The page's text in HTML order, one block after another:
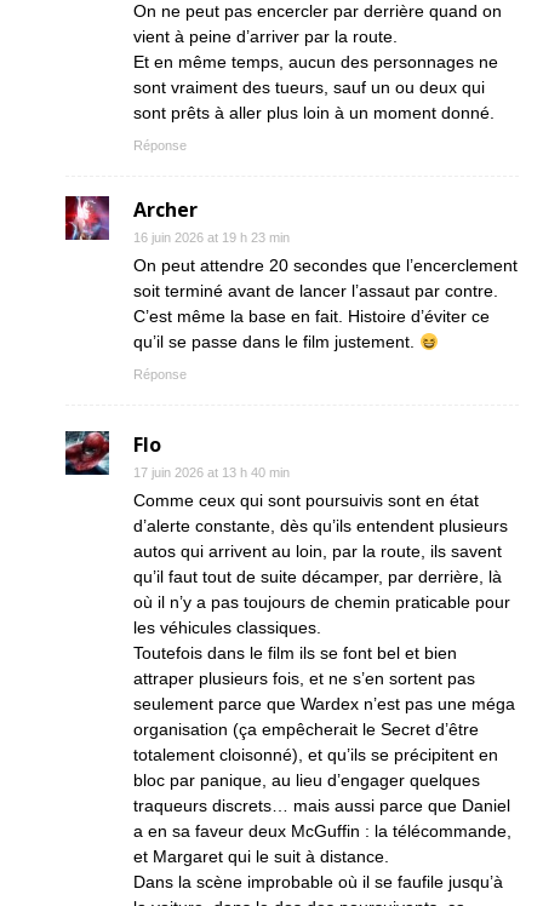
On ne peut pas encercler par derrière quand on
vient à peine d’arriver par la route.
Et en même temps, aucun des personnages ne
sont vraiment des tueurs, sauf un ou deux qui
sont prêts à aller plus loin à un moment donné.
Réponse
Archer
16 juin 2026 at 19 h 23 min
On peut attendre 20 secondes que l’encerclement
soit terminé avant de lancer l’assaut par contre.
C’est même la base en fait. Histoire d’éviter ce
qu’il se passe dans le film justement.
Réponse
Flo
17 juin 2026 at 13 h 40 min
Comme ceux qui sont poursuivis sont en état
d’alerte constante, dès qu’ils entendent plusieurs
autos qui arrivent au loin, par la route, ils savent
qu’il faut tout de suite décamper, par derrière, là
où il n’y a pas toujours de chemin praticable pour
les véhicules classiques.
Toutefois dans le film ils se font bel et bien
attraper plusieurs fois, et ne s’en sortent pas
seulement parce que Wardex n’est pas une méga
organisation (ça empêcherait le Secret d’être
totalement cloisonné), et qu’ils se précipitent en
bloc par panique, au lieu d’engager quelques
traqueurs discrets… mais aussi parce que Daniel
a en sa faveur deux McGuffin : la télécommande,
et Margaret qui le suit à distance.
Dans la scène improbable où il se faufile jusqu’à